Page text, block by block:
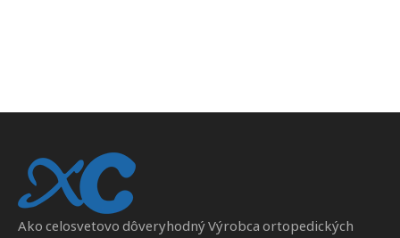
Ako celosvetovo dôveryhodnýVýrobca ortopedických